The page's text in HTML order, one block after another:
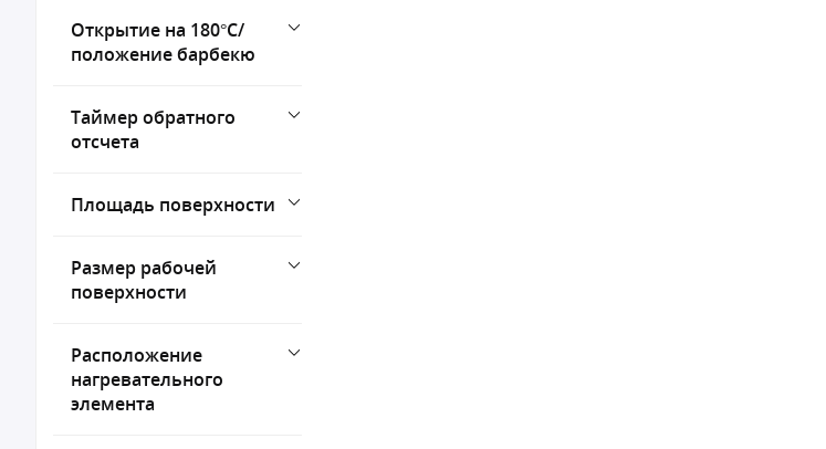
Открытие на 180°C/
положение барбекю
Таймер обратного
отсчета
Площадь поверхности
Размер рабочей
поверхности
Расположение
нагревательного
элемента